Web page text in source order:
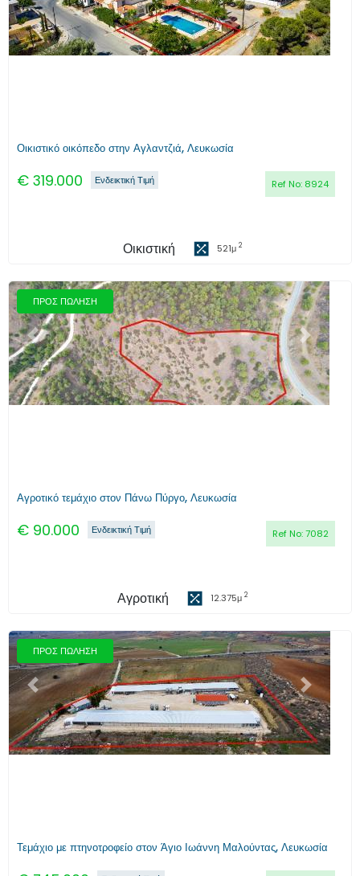
Οικιστικό οικόπεδο στην Αγλαντζιά, Λευκωσία
€ 319.000 Ref No: 8924
Ενδεικτική Τιμή
Οικιστική 521μ 2
ΠΡΟΣ ΠΩΛΗΣΗ
Προηγούμενο Επόμενο
Αγροτικό τεμάχιο στον Πάνω Πύργο, Λευκωσία
€ 90.000 Ref No:7082
Ενδεικτική Τιμή
Αγροτική 12.375μ 2
ΠΡΟΣ ΠΩΛΗΣΗ
Προηγούμενο Επόμενο
Τεμάχιο με πτηνοτροφείο στον Άγιο Ιωάννη Μαλούντας, Λευκωσία